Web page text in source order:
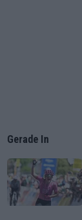
Gerade In